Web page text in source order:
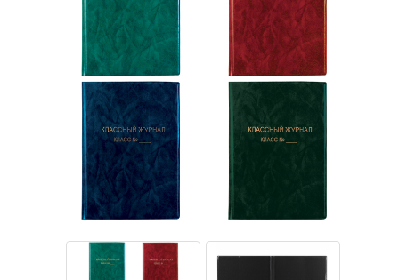
Тетради
Ватманы, калька, бумага миллиметровая, форматки
Бумага для художественных и дизайнерских работ
Конверты
Бумага для факса
Грамоты, дипломы, благодарности
Канцелярские книги, книги учета
Календари
Бумага писчая, газетная, копирка
Бумага в рулоне и стопе